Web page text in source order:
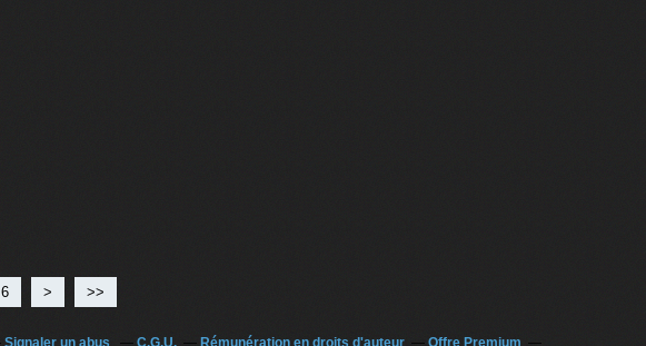
6 > >>
Signaler un abus C.G.U. Rémunération en droits d'auteur Offre Premium